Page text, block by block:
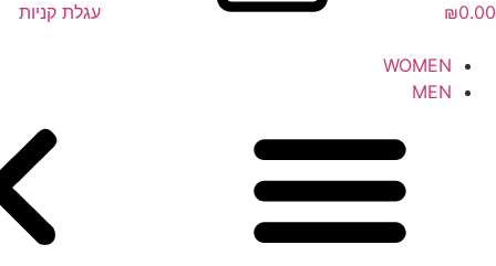
₪0.00 עגלת קניות
WOMEN
MEN